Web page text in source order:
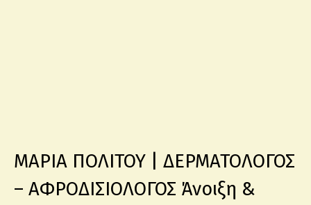
ΜΑΡΙΑ ΠΟΛΙΤΟΥ | ΔΕΡΜΑΤΟΛΟΓΟΣ
– ΑΦΡΟΔΙΣΙΟΛΟΓΟΣ Άνοιξη &